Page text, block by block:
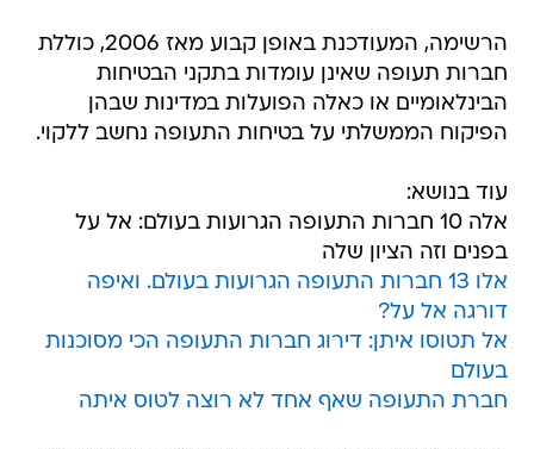
הרשימה, המעודכנת באופן קבוע מאז 2006, כוללת
חברות תעופה שאינן עומדות בתקני הבטיחות
הבינלאומיים או כאלה הפועלות במדינות שבהן
הפיקוח הממשלתי על בטיחות התעופה נחשב ללקוי.
עוד בנושא:
אלה 10 חברות התעופה הגרועות בעולם: אל על
בפנים וזה הציון שלה
אלו 13 חברות התעופה הגרועות בעולם. ואיפה
דורגה אל על?
אל תטוסו איתן: דירוג חברות התעופה הכי מסוכנות
בעולם
חברת התעופה שאף אחד לא רוצה לטוס איתה